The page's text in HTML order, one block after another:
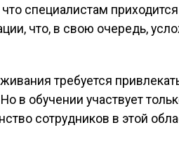
специалистам
что, в свою очередь,
требуется
в обучении участвует
сотрудников в этой